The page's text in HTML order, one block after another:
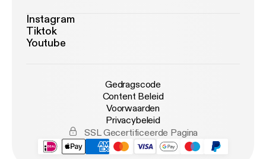
Instagram
Tiktok
Youtube
Gedragscode
Content Beleid
Voorwaarden
Privacybeleid
SSL Gecertificeerde Pagina